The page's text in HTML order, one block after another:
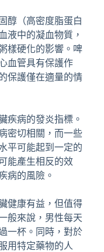
醇（高密度脂蛋白
液中的凝血物質，
樣硬化的影響。啤
血管具有保護作
保護僅在適量的情
疾病的發炎指標。
密切相關，而一些
平可能起到一定的
能產生相反的效
病的風險。
健康有益，但值得
般來說，男性每天
一杯。同時，對於
用特定藥物的人